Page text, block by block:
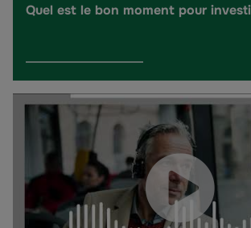
Quel est le bon moment pour